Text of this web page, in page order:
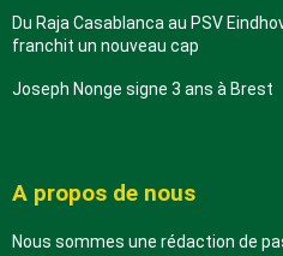
Du Raja Casablanca au PSV
franchit un nouveau cap
Joseph Nonge signe 3 ans à Brest
A propos de nous
Nous sommes une rédaction de